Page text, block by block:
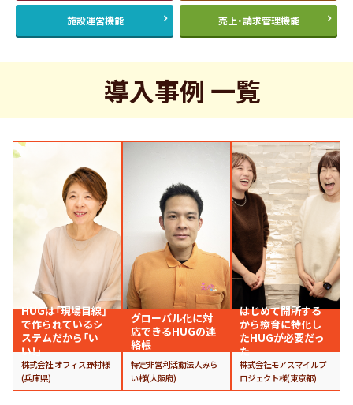
施設運営機能 売上・請求管理機能
導入事例 一覧
HUGは「現場目線」
で作られているシ
ステムだから「い
い！」
株式会社 オフィス野村様
(兵庫県)
グローバル化に対
応できるHUGの連
絡帳
特定非営利活動法人みら
い様(大阪府)
はじめて開所する
から療育に特化し
たHUGが必要だっ
た
株式会社モアスマイルプ
ロジェクト様(東京都)